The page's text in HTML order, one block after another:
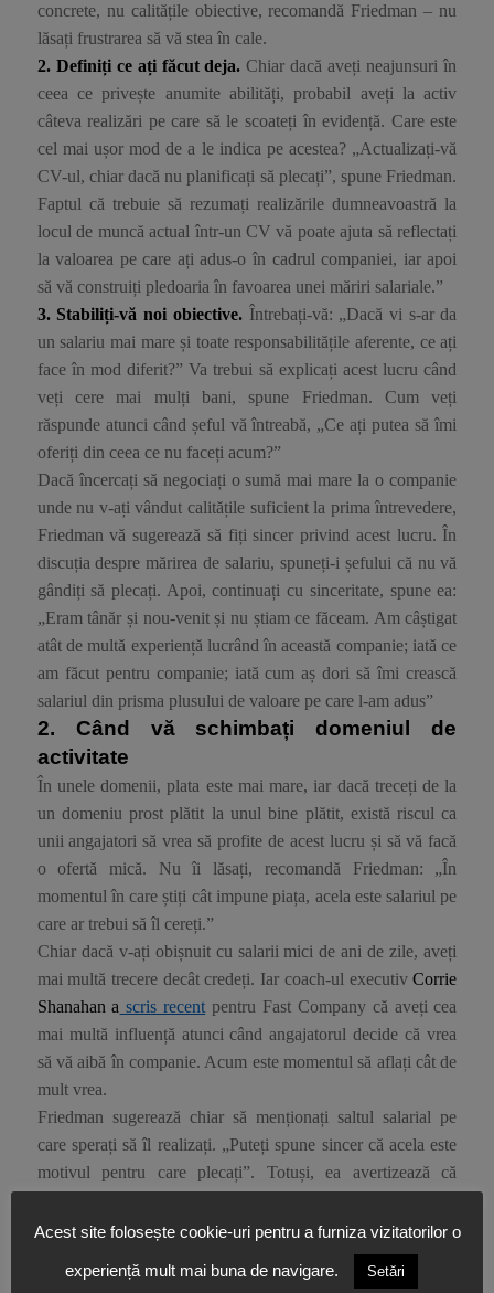
concrete, nu calitățile obiective, recomandă Friedman – nu
lăsați frustrarea să vă stea în cale.
2. Definiți ce ați făcut deja. Chiar dacă aveți neajunsuri în
ceea ce privește anumite abilități, probabil aveți la activ
câteva realizări pe care să le scoateți în evidență. Care este
cel mai ușor mod de a le indica pe acestea? „Actualizați-vă
CV-ul, chiar dacă nu planificați să plecați”, spune Friedman.
Faptul că trebuie să rezumați realizările dumneavoastră la
locul de muncă actual într-un CV vă poate ajuta să reflectați
la valoarea pe care ați adus-o în cadrul companiei, iar apoi
să vă construiți pledoaria în favoarea unei măriri salariale.”
3. Stabiliți-vă noi obiective.Întrebați-vă: „Dacă vi s-ar da
un salariu mai mare și toate responsabilitățile aferente, ce ați
face în mod diferit?” Va trebui să explicați acest lucru când
veți cere mai mulți bani, spune Friedman. Cum veți
răspunde atunci când șeful vă întreabă, „Ce ați putea să îmi
oferiți din ceea ce nu faceți acum?”
Dacă încercați să negociați o sumă mai mare la o companie
unde nu v-ați vândut calitățile suficient la prima întrevedere,
Friedman vă sugerează să fiți sincer privind acest lucru. În
discuția despre mărirea de salariu, spuneți-i șefului că nu vă
gândiți să plecați. Apoi, continuați cu sinceritate, spune ea:
„Eram tânăr și nou-venit și nu știam ce făceam. Am câștigat
atât de multă experiență lucrând în această companie; iată ce
am făcut pentru companie; iată cum aș dori să îmi crească
salariul din prisma plusului de valoare pe care l-am adus”
2. Când vă schimbați domeniul de
activitate
În unele domenii, plata este mai mare, iar dacă treceți de la
un domeniu prost plătit la unul bine plătit, există riscul ca
unii angajatori să vrea să profite de acest lucru și să vă facă
o ofertă mică. Nu îi lăsați, recomandă Friedman: „În
momentul în care știți cât impune piața, acela este salariul pe
care ar trebui să îl cereți.”
Chiar dacă v-ați obișnuit cu salarii mici de ani de zile, aveți
mai multă trecere decât credeți. Iar coach-ul executivCorrie
Shanahan a scris recent pentru Fast Companycă aveți cea
mai multă influență atunci când angajatorul decide că vrea
să vă aibă în companie. Acum este momentul să aflați cât de
mult vrea.
Friedman sugerează chiar să menționați saltul salarial pe
care sperați să îl realizați. „Puteți spune sincer că acela este
motivul pentru care plecați”. Totuși, ea avertizează că
în domeniile în care salariul este mai mic, există unele
beneficii legate de stilul de viață – salariul este mai mare
pentru că și cerințele sunt mai mari, sau poate că beneficiile
Acest site folosește cookie-uri pentru a furniza vizitatorilor o
experiență mult mai buna de navigare. Setări